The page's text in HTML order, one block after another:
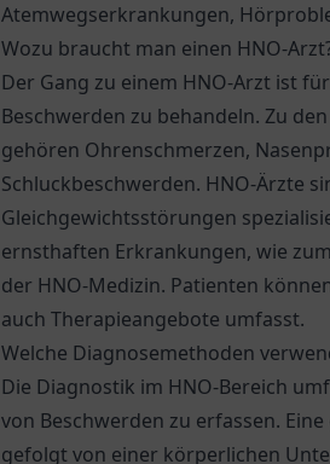
Atemwegserkrankungen,
Wozu braucht man einen HNO-
Der Gang zu einem HNO-Arzt ist
Beschwerden zu behandeln. Zu
gehören Ohrenschmerzen,
Schluckbeschwerden. HNO-Ärzte
Gleichgewichtsstörungen
ernsthaften Erkrankungen, wie
der HNO-Medizin. Patienten
auch Therapieangebote umfasst.
Welche Diagnosemethoden
Die Diagnostik im HNO-Bereich
von Beschwerden zu erfassen.
gefolgt von einer körperlichen